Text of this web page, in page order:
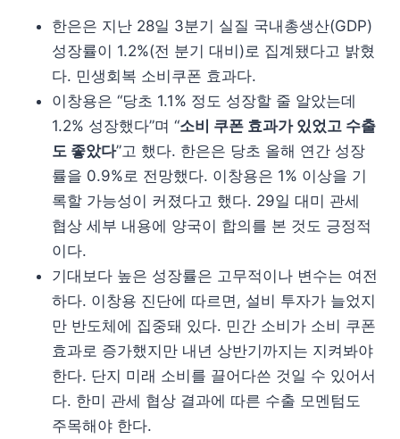
한은은 지난 28일 3분기 실질 국내총생산(GDP)
성장률이 1.2%(전 분기 대비)로 집계됐다고 밝혔
다. 민생회복 소비쿠폰 효과다.
이창용은 “당초 1.1% 정도 성장할 줄 알았는데
1.2% 성장했다”며 “소비 쿠폰 효과가 있었고 수출
도 좋았다”고 했다. 한은은 당초 올해 연간 성장
률을 0.9%로 전망했다. 이창용은 1% 이상을 기
록할 가능성이 커졌다고 했다. 29일 대미 관세
협상 세부 내용에 양국이 합의를 본 것도 긍정적
이다.
기대보다 높은 성장률은 고무적이나 변수는 여전
하다. 이창용 진단에 따르면, 설비 투자가 늘었지
만 반도체에 집중돼 있다. 민간 소비가 소비 쿠폰
효과로 증가했지만 내년 상반기까지는 지켜봐야
한다. 단지 미래 소비를 끌어다쓴 것일 수 있어서
다. 한미 관세 협상 결과에 따른 수출 모멘텀도
주목해야 한다.